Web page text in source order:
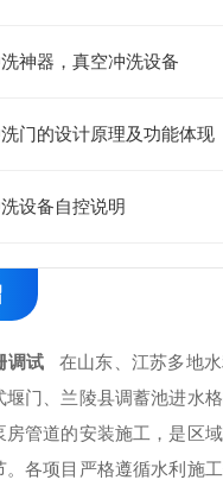
神器，真空冲洗设备
门的设计原理及功能体现
设备自控说明
调试 在山东、江苏多地水
堰门、兰陵县调蓄池进水
房管道的安装施工，是区
。各项目严格遵循水利施